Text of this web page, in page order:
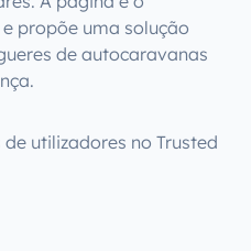
propõe uma solução
de autocaravanas
utilizadores no Trusted